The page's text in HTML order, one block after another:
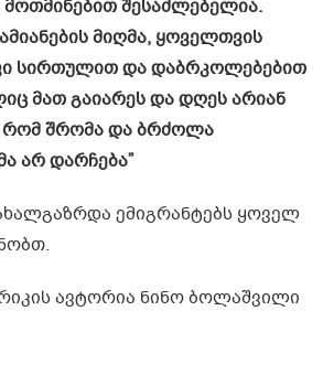
შესაძლებელია.
მიღმა, ყოველთვის
სირთულით და დაბრკოლებებით
მათ გაიარეს და დღეს არიან
რომ შრომა და ბრძოლა
არ დარჩება”
ემიგრანტებს ყოველ
ავტორია ნინო ბოლაშვილი